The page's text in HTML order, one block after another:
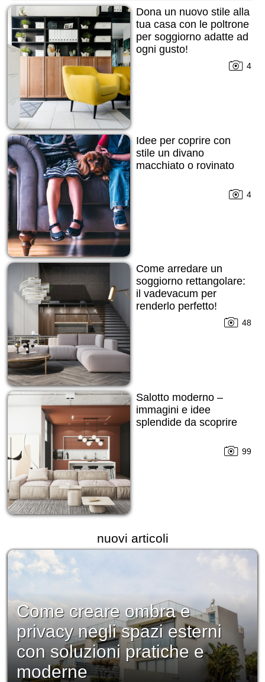
Dona un nuovo stile alla
tua casa con le poltrone
per soggiorno adatte ad
ogni gusto!
4
Idee per coprire con
stile un divano
macchiato o rovinato
4
Come arredare un
soggiorno rettangolare:
il vadevacum per
renderlo perfetto!
48
Salotto moderno –
immagini e idee
splendide da scoprire
99
nuovi articoli
Come creare ombra e
privacy negli spazi esterni
con soluzioni pratiche e
moderne